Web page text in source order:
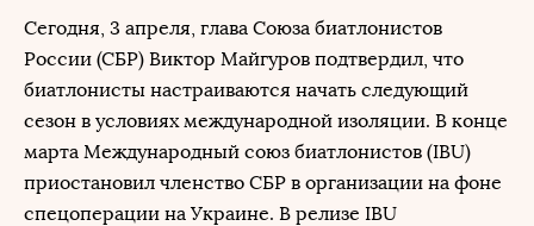
Сегодня, 3 апреля, глава Союза биатлонистов
России (СБР) Виктор Майгуров подтвердил, что
биатлонисты настраиваются начать следующий
сезон в условиях международной изоляции. В конце
марта Международный союз биатлонистов (IBU)
приостановил членство СБР в организации на фоне
спецоперации на Украине. В релизе IBU